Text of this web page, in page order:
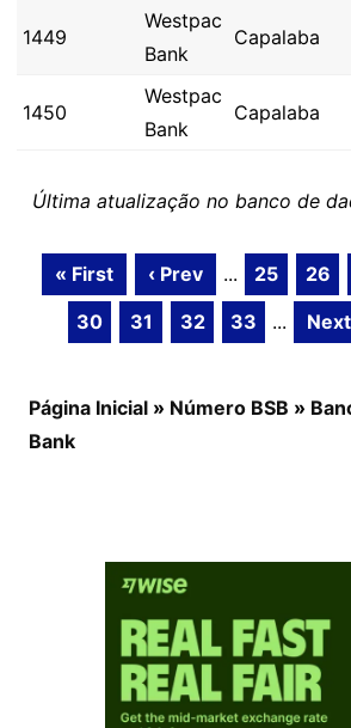
1449
Westpac
Bank
Capalaba
1450
Westpac
Bank
Capalaba
Última atualização no banco de
« First ‹ Prev ... 25 26
30
31 32 33 ...
Página Inicial » Número BSB »
Bank